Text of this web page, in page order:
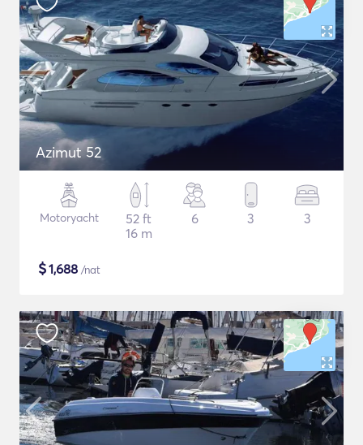
Azimut 52
Motoryacht
52 ft
16 m
6 3 3
$1,688 /nat